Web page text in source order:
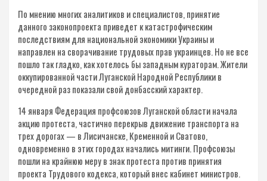
По мнению многих аналитиков и специалистов, принятие
данного законопроекта приведет к катастрофическим
последствиям для национальной экономики Украины и
направлен на сворачивание трудовых прав украинцев. Но не все
пошло так гладко, как хотелось бы западным кураторам. Жители
оккупированной части Луганской Народной Республики в
очередной раз показали свой донбасский характер.
14 января Федерация профсоюзов Луганской области начала
акцию протеста, частично перекрыв движение транспорта на
трех дорогах — в Лисичанске, Кременной и Сватово,
одновременно в этих городах начались митинги. Профсоюзы
пошли на крайнюю меру в знак протеста против принятия
проекта Трудового кодекса, который внес кабинет министров.